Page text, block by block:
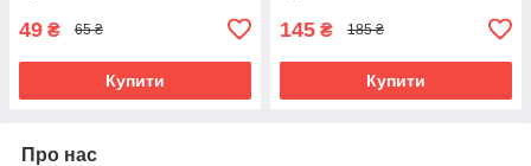
49 ₴ 65 ₴
Купити
145 ₴ 185 ₴
Купити
Про нас